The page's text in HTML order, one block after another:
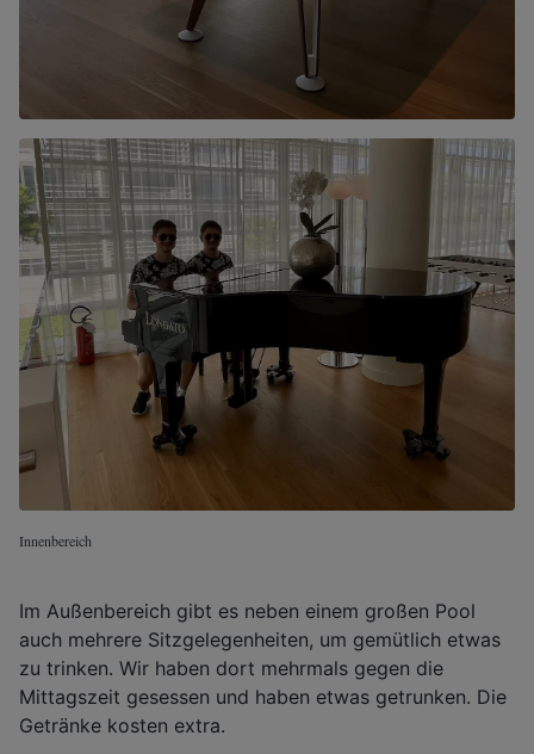
Innenbereich
Im Außenbereich gibt es neben einem großen Pool
auch mehrere Sitzgelegenheiten, um gemütlich etwas
zu trinken. Wir haben dort mehrmals gegen die
Mittagszeit gesessen und haben etwas getrunken. Die
Getränke kosten extra.